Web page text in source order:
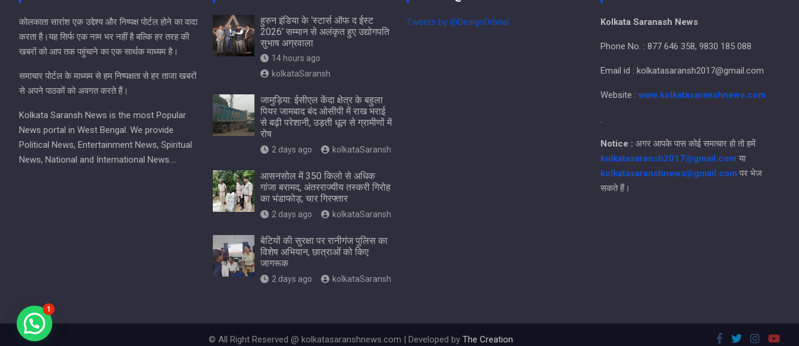
कोलकाता सारांश एक उद्देश्य और निष्पक्ष पोर्टल होने का वादा
करता है।यह सिर्फ एक नाम भर नहीं है बल्कि हर तरह की
खबरों को आप तक पहुंचाने का एक सार्थक माध्यम है।
समाचार पोर्टल के माध्यम से हम निष्पक्षता से हर ताजा खबरों
से अपने पाठकों को अवगत करते हैं।
Kolkata Saransh News is the most Popular
News portal in West Bengal. We provide
Political News, Entertainment News, Spiritual
News, National and International News….
हुरुन इंडिया के ‘स्टार्स ऑफ द ईस्ट
2026’ सम्मान से अलंकृत हुए उद्योगपति
सुभाष अग्रवाला
14 hours ago
kolkataSaransh
जामुड़िया: ईसीएल केंदा क्षेत्र के बहुला
पियर जामबाद बंद ओसीपी में राख भराई
से बढ़ी परेशानी, उड़ती धूल से ग्रामीणों में
रोष
2 days ago kolkataSaransh
आसनसोल में 350 किलो से अधिक
गांजा बरामद, अंतरराज्यीय तस्करी गिरोह
का भंडाफोड़; चार गिरफ्तार
2 days ago kolkataSaransh
बेटियों की सुरक्षा पर रानीगंज पुलिस का
विशेष अभियान, छात्राओं को किए
जागरूक
2 days ago kolkataSaransh
Tweets by @DesignOrbital Kolkata Saranash News
Phone No. : 877 646 358, 9830 185 088
Email id : kolkatasaransh2017@gmail.com
Website : www.kolkatasaranshnews.com
.
Notice : अगर आपके पास कोई समाचार हो तो हमें
kolkatasaransh2017@gmail.com या
kolkatasaranshnews@gmail.com पर भेज
सकते हैं।
© All Right Reserved @ kolkatasaranshnews.com | Developed by The Creation
1